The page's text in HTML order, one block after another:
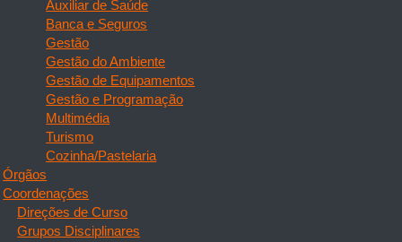
Auxiliar de Saúde
Banca e Seguros
Gestão
Gestão do Ambiente
Gestão de Equipamentos
Gestão e Programação
Multimédia
Turismo
Cozinha/Pastelaria
Órgãos
Coordenações
Direções de Curso
Grupos Disciplinares